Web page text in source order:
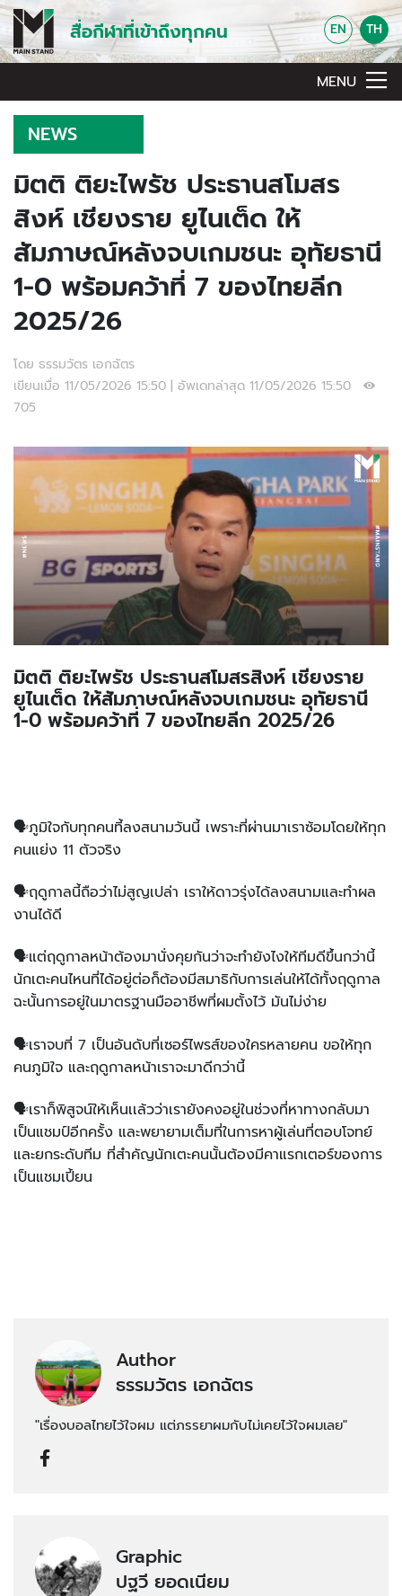
สื่อกีฬาที่เข้าถึงทุกคน EN TH
MENU
NEWS
มิตติ ติยะไพรัช ประธานสโมสร
สิงห์ เชียงราย ยูไนเต็ด ให้
สัมภาษณ์หลังจบเกมชนะ อุทัยธานี
1-0 พร้อมคว้าที่ 7 ของไทยลีก
2025/26
โดย ธรรมวัตร เอกฉัตร
เขียนเมื่อ 11/05/2026 15:50 | อัพเดทล่าสุด 11/05/2026 15:50
705
มิตติ ติยะไพรัช ประธานสโมสรสิงห์ เชียงราย
ยูไนเต็ด ให้สัมภาษณ์หลังจบเกมชนะ อุทัยธานี
1-0 พร้อมคว้าที่ 7 ของไทยลีก 2025/26
🗣ภูมิใจกับทุกคนที้ลงสนามวันนี้ เพราะที่ผ่านมาเราซ้อมโดยให้ทุก
คนแย่ง 11 ตัวจริง
🗣ฤดูกาลนี้ถือว่าไม่สูญเปล่า เราให้ดาวรุ่งได้ลงสนามและทำผล
งานได้ดี
🗣แต่ฤดูกาลหน้าต้องมานั่งคุยกันว่าจะทำยังไงให้ทีมดีขึ้นกว่านี้
นักเตะคนไหนที่ได้อยู่ต่อก็ต้องมีสมาธิกับการเล่นให้ได้ทั้งฤดูกาล
ฉะนั้นการอยู่ในมาตรฐานมืออาชีพที่ผมตั้งไว้ มันไม่ง่าย
🗣เราจบที่ 7 เป็นอันดับที่เซอร์ไพรส์ของใครหลายคน ขอให้ทุก
คนภูมิใจ และฤดูกาลหน้าเราจะมาดีกว่านี้
🗣เราก็พิสูจน์ให้เห็นเเล้วว่าเรายังคงอยู่ในช่วงที่หาทางกลับมา
เป็นแชมป์อีกครั้ง และพยายามเต็มที่ในการหาผู้เล่นที่ตอบโจทย์
และยกระดับทีม ที่สำคัญนักเตะคนนั้นต้องมีคาแรกเตอร์ของการ
เป็นแชมเปี้ยน
Author
ธรรมวัตร เอกฉัตร
"เรื่องบอลไทยไว้ใจผม แต่ภรรยาผมกับไม่เคยไว้ใจผมเลย"
Graphic
ปฐวี ยอดเนียม